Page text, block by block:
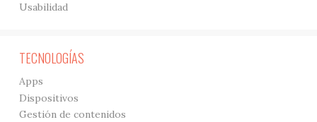
Usabilidad
TECNOLOGÍAS
Apps
Dispositivos
Gestión de contenidos